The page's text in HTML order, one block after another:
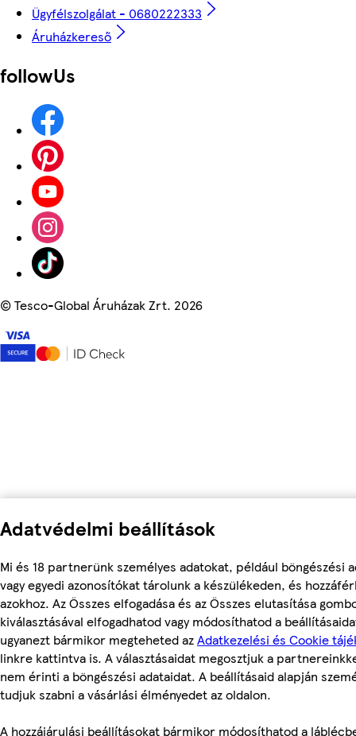
Adatvédelmi beállítások
Mi és 18 partnerünk személyes adatokat, például böngészési
vagy egyedi azonosítókat tárolunk a készülékeden, és
azokhoz. Az Összes elfogadása és az Összes elutasítása
kiválasztásával elfogadhatod vagy módosíthatod a
ugyanezt bármikor megteheted azAdatkezelési és Cookie
linkre kattintva is. A választásaidat megosztjuk a
nem érinti a böngészési adataidat. A beállításaid alapján
tudjuk szabni a vásárlási élményedet az oldalon.
A hozzájárulási beállításokat bármikor módosíthatod a
Ügyfélszolgálat - 0680222333
Áruházkereső
followUs
©Tesco-Global Áruházak Zrt. 2026